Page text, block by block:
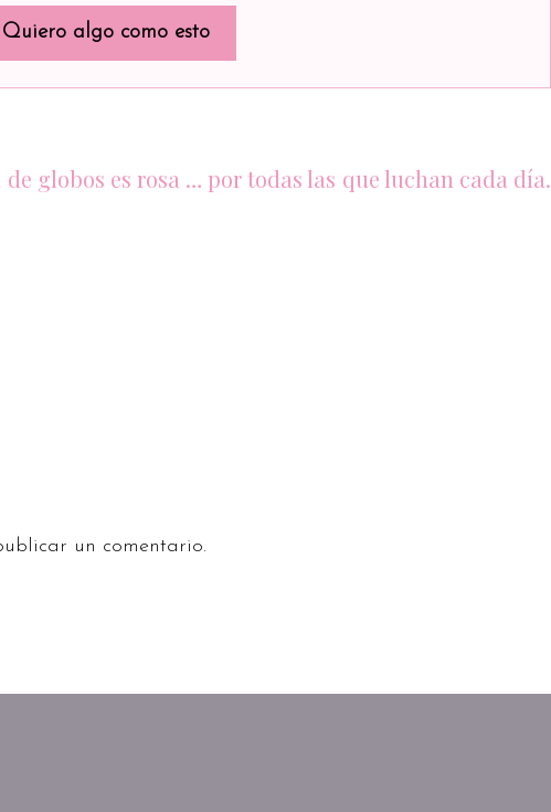
Quiero algo como esto
de globos es rosa … por todas las que luchan cada día.
un comentario.